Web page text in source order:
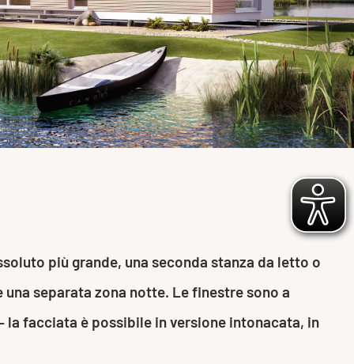
più grande, una seconda stanza da letto o
separata zona notte. Le finestre sono a
facciata è possibile in versione intonacata, in